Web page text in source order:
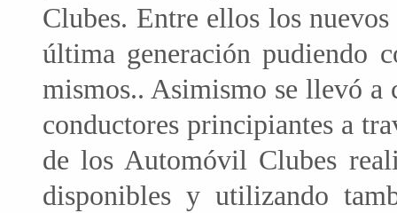
Clubes. Entre ellos los
última generación pudiendo
mismos.. Asimismo se llevó a
conductores principiantes a
de los Automóvil Clubes
disponibles y utilizando